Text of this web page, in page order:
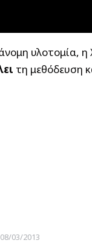
υλοτομία,
τη μεθόδευση
08/03/2013